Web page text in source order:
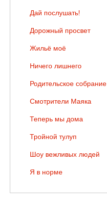
Дай послушать!
Дорожный просвет
Жильё моё
Ничего лишнего
Родительское собрание
Смотрители Маяка
Теперь мы дома
Тройной тулуп
Шоу вежливых людей
Я в норме